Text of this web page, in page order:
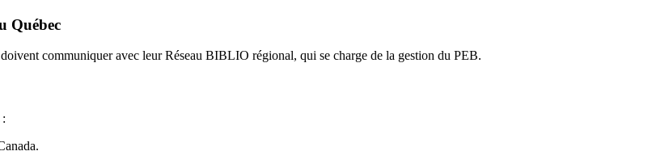
Québec
communiquer avec leur Réseau BIBLIO régional, qui se charge de la gestion du PEB.
: